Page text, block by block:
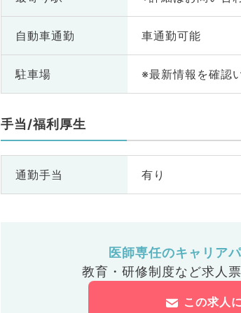
自動車通勤 車通勤可能
駐車場 ※最新情報を確認
手当/福利厚生
通勤手当 有り
医師専任のキャリア
教育・研修制度など求人
この求人